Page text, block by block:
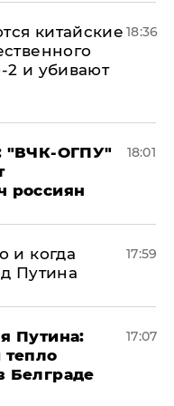
китайские
2 и убивают
18:36
"ВЧК-ОГПУ"
россиян
18:01
и когда
Путина
17:59
Путина:
Белграде
17:07